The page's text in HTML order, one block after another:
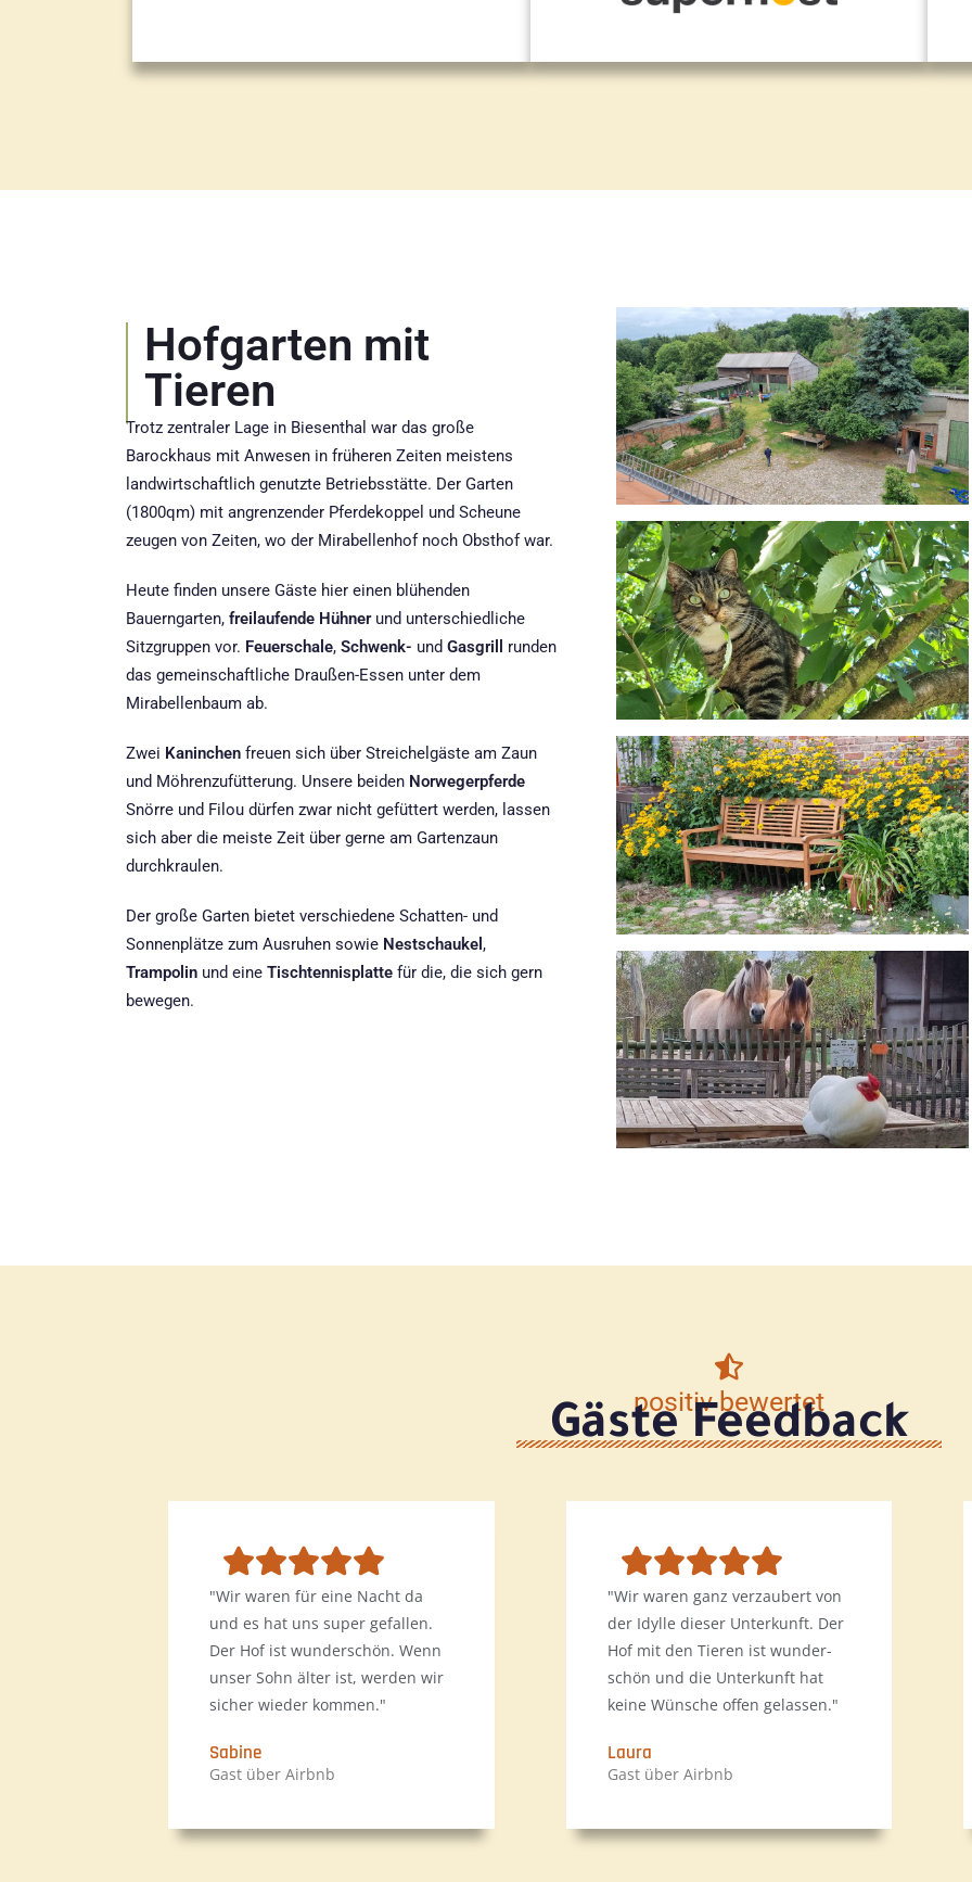
Hofgarten mit
Tieren
Trotz zentraler Lage in Biesenthal war das große
Barockhaus mit Anwesen in früheren Zeiten meistens
landwirtschaftlich genutzte Betriebsstätte. Der Garten
(1800qm) mit angrenzender Pferdekoppel und Scheune
zeugen von Zeiten, wo der Mirabellenhof noch Obsthof war.
Heute finden unsere Gäste hier einen blühenden
Bauerngarten, freilaufende Hühnerund unterschiedliche
Sitzgruppen vor. Feuerschale, Schwenk- und Gasgrill
runden
das gemeinschaftliche Draußen-Essen unter dem
Mirabellenbaum ab.
Zwei Kaninchen freuen sich über Streichelgäste am Zaun
und Möhrenzufütterung. Unsere beiden Norwegerpferde
Snörre und Filou dürfen zwar nicht gefüttert werden, lassen
sich aber die meiste Zeit über gerne am Gartenzaun
durchkraulen.
Der große Garten bietet verschiedene Schatten- und
Sonnenplätze zum Ausruhen sowie Nestschaukel ,
Trampolin und eine Tischtennisplatte für die, die sich gern
bewegen.
positiv bewertet
Gäste Feedback
"Wir waren für eine Nacht da
und es hat uns super gefallen.
Der Hof ist wunderschön. Wenn
unser Sohn älter ist, werden wir
sicher wieder kommen."
Sabine
Gast über Airbnb
"Wir waren ganz verzaubert von
der Idylle dieser Unterkunft. Der
Hof mit den Tieren ist wunder-
schön und die Unterkunft hat
keine Wünsche offen gelassen."
Laura
Gast über Airbnb